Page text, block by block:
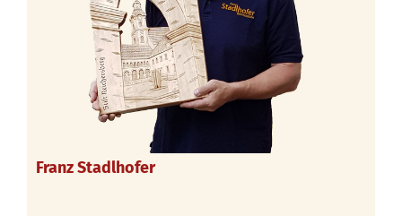
Franz Stadlhofer